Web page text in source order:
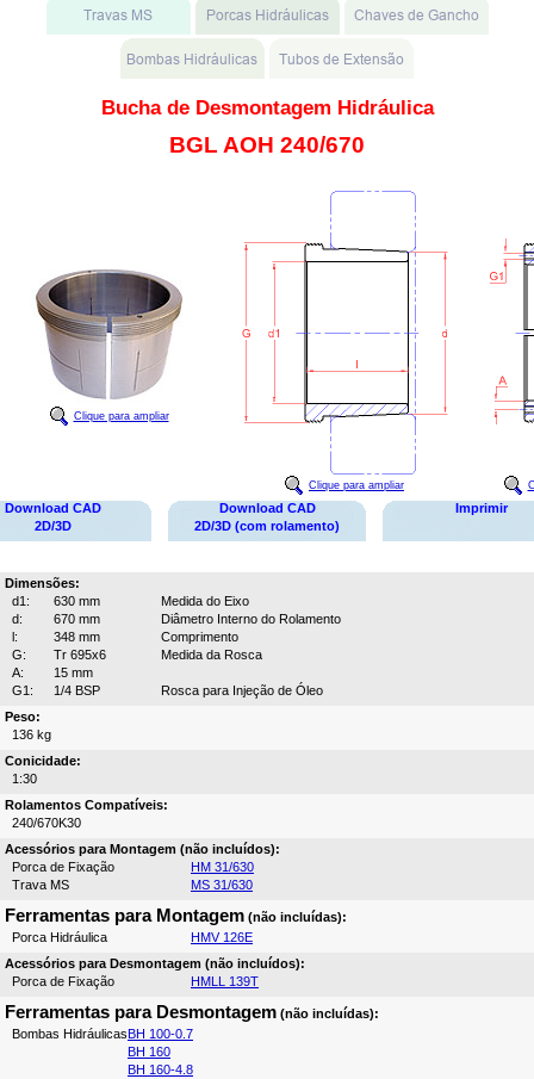
Bucha de Desmontagem Hidráulica
BGL AOH 240/670
Clique para ampliar
Clique para ampliar
Download CAD
2D/3D
Download CAD
2D/3D (com rolamento)
Imprimir
Dimensões:
d1:
630 mm
Medida do Eixo
d:
670 mm
Diâmetro Interno do Rolamento
l:
348 mm
Comprimento
G:
Tr 695x6
Medida da Rosca
A:
15 mm
G1:
1/4 BSP
Rosca para Injeção de Óleo
Peso:
136 kg
Conicidade:
1:30
Rolamentos Compatíveis:
240/670K30
Acessórios para Montagem (não incluídos):
Porca de Fixação
HM 31/630
Trava MS
MS 31/630
Ferramentas para Montagem (não incluídas):
Porca Hidráulica
HMV 126E
Acessórios para Desmontagem (não incluídos):
Porca de Fixação
HMLL 139T
Ferramentas para Desmontagem (não incluídas):
Bombas HidráulicasBH 100-0.7
BH 160
BH 160-4.8